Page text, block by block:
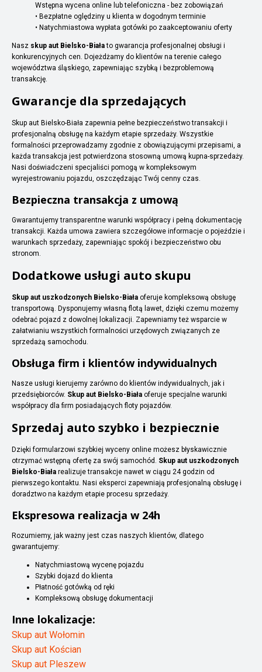
Wstępna wycena online lub telefoniczna - bez zobowiązań
• Bezpłatne oględziny u klienta w dogodnym terminie
• Natychmiastowa wypłata gotówki po zaakceptowaniu oferty
Nasz skup aut Bielsko-Białato gwarancja profesjonalnej obsługi i
konkurencyjnych cen. Dojeżdżamy do klientów na terenie całego
województwa śląskiego, zapewniając szybką i bezproblemową
transakcję.
Gwarancje dla sprzedających
Skup aut Bielsko-Biała zapewnia pełne bezpieczeństwo transakcji i
profesjonalną obsługę na każdym etapie sprzedaży. Wszystkie
formalności przeprowadzamy zgodnie z obowiązującymi przepisami, a
każda transakcja jest potwierdzona stosowną umową kupna-sprzedaży.
Nasi doświadczeni specjaliści pomogą w kompleksowym
wyrejestrowaniu pojazdu, oszczędzając Twój cenny czas.
Bezpieczna transakcja z umową
Gwarantujemy transparentne warunki współpracy i pełną dokumentację
transakcji. Każda umowa zawiera szczegółowe informacje o pojeździe i
warunkach sprzedaży, zapewniając spokój i bezpieczeństwo obu
stronom.
Dodatkowe usługi auto skupu
Skup aut uszkodzonych Bielsko-Biała oferuje kompleksową obsługę
transportową. Dysponujemy własną flotą lawet, dzięki czemu możemy
odebrać pojazd z dowolnej lokalizacji. Zapewniamy też wsparcie w
załatwianiu wszystkich formalności urzędowych związanych ze
sprzedażą samochodu.
Obsługa firm i klientów indywidualnych
Nasze usługi kierujemy zarówno do klientów indywidualnych, jak i
przedsiębiorców. Skup aut Bielsko-Biała oferuje specjalne warunki
współpracy dla firm posiadających floty pojazdów.
Sprzedaj auto szybko i bezpiecznie
Dzięki formularzowi szybkiej wyceny online możesz błyskawicznie
otrzymać wstępną ofertę za swój samochód. Skup aut uszkodzonych
Bielsko-Biała realizuje transakcje nawet w ciągu 24 godzin od
pierwszego kontaktu. Nasi eksperci zapewniają profesjonalną obsługę i
doradztwo na każdym etapie procesu sprzedaży.
Ekspresowa realizacja w 24h
Rozumiemy, jak ważny jest czas naszych klientów, dlatego
gwarantujemy:
Natychmiastową wycenę pojazdu
Szybki dojazd do klienta
Płatność gotówką od ręki
Kompleksową obsługę dokumentacji
Inne lokalizacje:
Skup aut Wołomin
Skup aut Kościan
Skup aut Pleszew